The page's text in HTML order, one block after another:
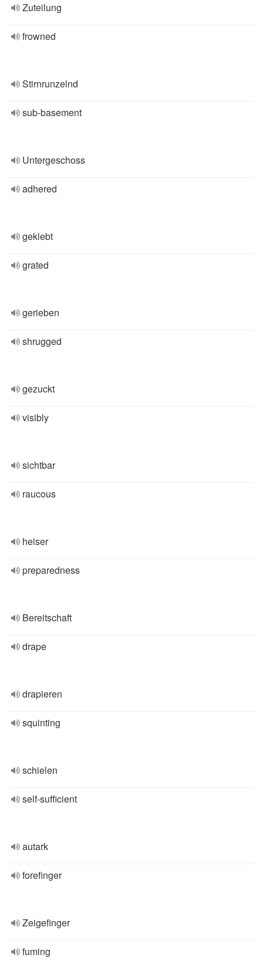
Zuteilung
frowned
Stirnrunzelnd
sub-basement
Untergeschoss
adhered
geklebt
grated
gerieben
shrugged
gezuckt
visibly
sichtbar
raucous
heiser
preparedness
Bereitschaft
drape
drapieren
squinting
schielen
self-sufficient
autark
forefinger
Zeigefinger
fuming